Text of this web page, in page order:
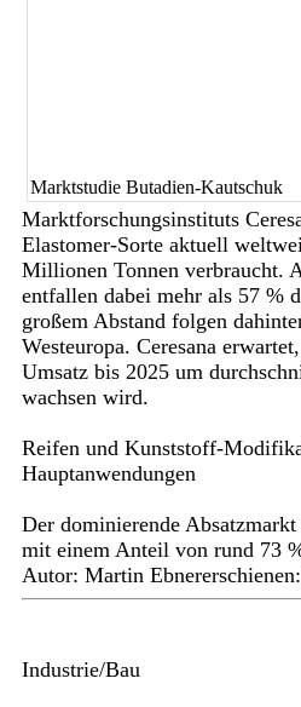
Marktstudie Butadien-Kautschuk
Marktforschungsinstituts
Elastomer-Sorte aktuell
Millionen Tonnen verbraucht.
entfallen dabei mehr als 57 %
großem Abstand folgen
Westeuropa. Ceresana
Umsatz bis 2025 um
wachsen wird.
Reifen und Kunststoff-
Hauptanwendungen
Der dominierende
mit einem Anteil von rund 73
Autor: Martin Ebner
Industrie/Bau